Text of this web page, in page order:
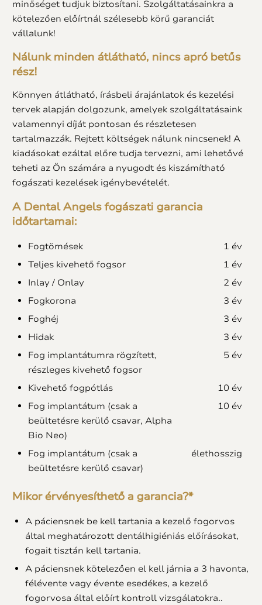
minőséget tudjuk biztosítani. Szolgáltatásainkra a
kötelezően előírtnál szélesebb körű garanciát
vállalunk!
Nálunk minden átlátható, nincs apró betűs
rész!
Könnyen átlátható, írásbeli árajánlatok és kezelési
tervek alapján dolgozunk, amelyek szolgáltatásaink
valamennyi díját pontosan és részletesen
tartalmazzák. Rejtett költségek nálunk nincsenek! A
kiadásokat ezáltal előre tudja tervezni, ami lehetővé
teheti az Ön számára a nyugodt és kiszámítható
fogászati kezelések igénybevételét.
A Dental Angels fogászati garancia
időtartamai:
Fogtömések
1 év
Teljes kivehető fogsor
1 év
Inlay / Onlay
2 év
Fogkorona
3 év
Foghéj
3 év
Hidak
3 év
Fog implantátumra rögzített,
részleges kivehető fogsor
5 év
Kivehető fogpótlás
10 év
Fog implantátum (csak a
beültetésre kerülő csavar, Alpha
Bio Neo)
10 év
Fog implantátum (csak a
beültetésre kerülő csavar)
élethosszig
Mikor érvényesíthető a garancia?*
A páciensnek be kell tartania a kezelő fogorvos
által meghatározott dentálhigiéniás előírásokat,
fogait tisztán kell tartania.
A páciensnek kötelezően el kell járnia a 3 havonta,
félévente vagy évente esedékes, a kezelő
fogorvosa által előírt kontroll vizsgálatokra..